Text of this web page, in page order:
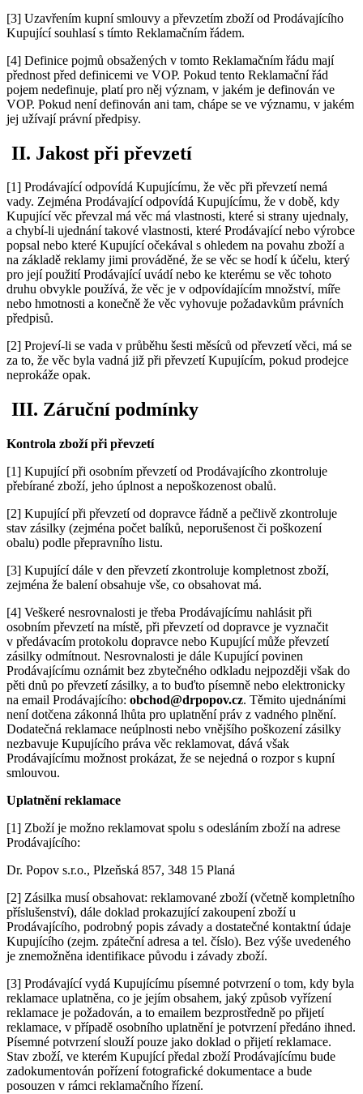
[3] Uzavřením kupní smlouvy a převzetím zboží od Prodávajícího
Kupující souhlasí s tímto Reklamačním řádem.
[4] Definice pojmů obsažených v tomto Reklamačním řádu mají
přednost před definicemi ve VOP. Pokud tento Reklamační řád
pojem nedefinuje, platí pro něj význam, v jakém je definován ve
VOP. Pokud není definován ani tam, chápe se ve významu, v jakém
jej užívají právní předpisy.
II. Jakost při převzetí
[1] Prodávající odpovídá Kupujícímu, že věc při převzetí nemá
vady. Zejména Prodávající odpovídá Kupujícímu, že v době, kdy
Kupující věc převzal má věc má vlastnosti, které si strany ujednaly,
a chybí-li ujednání takové vlastnosti, které Prodávající nebo výrobce
popsal nebo které Kupující očekával s ohledem na povahu zboží a
na základě reklamy jimi prováděné, že se věc se hodí k účelu, který
pro její použití Prodávající uvádí nebo ke kterému se věc tohoto
druhu obvykle používá, že věc je v odpovídajícím množství, míře
nebo hmotnosti a konečně že věc vyhovuje požadavkům právních
předpisů.
[2] Projeví-li se vada v průběhu šesti měsíců od převzetí věci, má se
za to, že věc byla vadná již při převzetí Kupujícím, pokud prodejce
neprokáže opak.
III. Záruční podmínky
Kontrola zboží při převzetí
[1] Kupující při osobním převzetí od Prodávajícího zkontroluje
přebírané zboží, jeho úplnost a nepoškozenost obalů.
[2] Kupující při převzetí od dopravce řádně a pečlivě zkontroluje
stav zásilky (zejména počet balíků, neporušenost či poškození
obalu) podle přepravního listu.
[3] Kupující dále v den převzetí zkontroluje kompletnost zboží,
zejména že balení obsahuje vše, co obsahovat má.
[4] Veškeré nesrovnalosti je třeba Prodávajícímu nahlásit při
osobním převzetí na místě, při převzetí od dopravce je vyznačit
v předávacím protokolu dopravce nebo Kupující může převzetí
zásilky odmítnout. Nesrovnalosti je dále Kupující povinen
Prodávajícímu oznámit bez zbytečného odkladu nejpozději však do
pěti dnů po převzetí zásilky, a to buďto písemně nebo elektronicky
na email Prodávajícího: obchod@drpopov.cz. Těmito ujednáními
není dotčena zákonná lhůta pro uplatnění práv z vadného plnění.
Dodatečná reklamace neúplnosti nebo vnějšího poškození zásilky
nezbavuje Kupujícího práva věc reklamovat, dává však
Prodávajícímu možnost prokázat, že se nejedná o rozpor s kupní
smlouvou.
Uplatnění reklamace
[1] Zboží je možno reklamovat spolu s odesláním zboží na adrese
Prodávajícího:
Dr. Popov s.r.o., Plzeňská 857, 348 15 Planá
[2] Zásilka musí obsahovat: reklamované zboží (včetně kompletního
příslušenství), dále doklad prokazující zakoupení zboží u
Prodávajícího, podrobný popis závady a dostatečné kontaktní údaje
Kupujícího (zejm. zpáteční adresa a tel. číslo). Bez výše uvedeného
je znemožněna identifikace původu i závady zboží.
[3] Prodávající vydá Kupujícímu písemné potvrzení o tom, kdy byla
reklamace uplatněna, co je jejím obsahem, jaký způsob vyřízení
reklamace je požadován, a to emailem bezprostředně po přijetí
reklamace, v případě osobního uplatnění je potvrzení předáno ihned.
Písemné potvrzení slouží pouze jako doklad o přijetí reklamace.
Stav zboží, ve kterém Kupující předal zboží Prodávajícímu bude
zadokumentován pořízení fotografické dokumentace a bude
posouzen v rámci reklamačního řízení.